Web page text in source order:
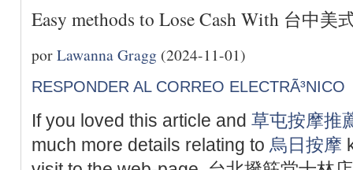
Easy methods to Lose Cash With 台中美
porLawanna Gragg (2024-11-01)
RESPONDER AL CORREO ELECTRÃ³NICO
If you loved this article and 草屯按摩推
much more details relating to 烏日按摩